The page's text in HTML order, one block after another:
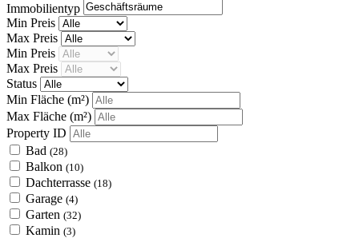
Immobilientyp
Min Preis
Max Preis
Min Preis
Max Preis
Status
Min Fläche (m²)
Max Fläche (m²)
Property ID
Bad (28)
Balkon (10)
Dachterrasse (18)
Garage (4)
Garten (32)
Kamin (3)